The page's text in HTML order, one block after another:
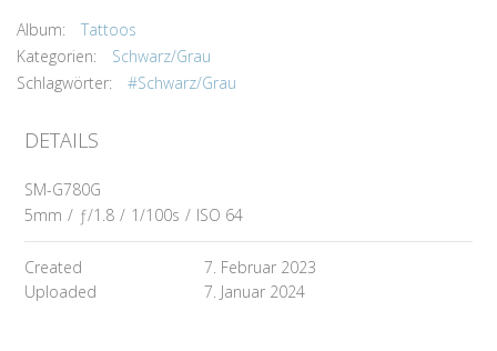
Album:
Tattoos
Kategorien:
Schwarz/Grau
Schlagwörter:
#Schwarz/Grau
DETAILS
SM-G780G
5mm / ƒ/1.8 / 1/100s / ISO 64
Created
7. Februar 2023
Uploaded
7. Januar 2024